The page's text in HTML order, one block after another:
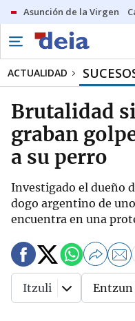
Asunción de la Virgen
ACTUALIDAD
Brutalidad
graban
a su perro
Investigado el dueño
dogo argentino de
encuentra en una
Itzuli Entzun